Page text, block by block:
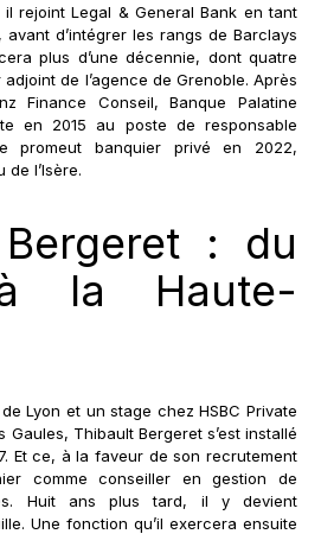
rejoint Legal & General Bank en tant
d’intégrer les rangs de Barclays
plus d’une décennie, dont quatre
de l’agence de Grenoble. Après
Finance Conseil, Banque Palatine
en 2015 au poste de responsable
promeut banquier privé en 2022,
l’Isère.
: du
la Haute-
Lyon et un stage chez HSBC Private
Thibault Bergeret s’est installé
Et ce, à la faveur de son recrutement
comme conseiller en gestion de
Huit ans plus tard, il y devient
Une fonction qu’il exercera ensuite